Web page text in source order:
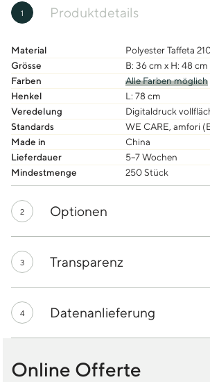
1 Produktdetails
Material
Polyester Taffeta
Grösse
B: 36 cm x H: 48 cm
Farben
Alle Farben möglich
Henkel
L: 78 cm
Veredelung
Digitaldruck
Standards
WE CARE, amfori
Made in
China
Lieferdauer
5–7 Wochen
Mindestmenge
250 Stück
2 Optionen
3 Transparenz
4 Datenanlieferung
Online Offerte